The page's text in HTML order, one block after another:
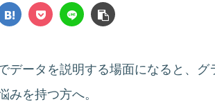
データを説明する場面になると、
みを持つ方へ。